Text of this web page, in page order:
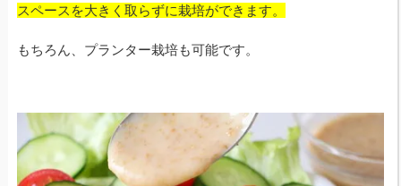
スペースを大きく取らずに栽培ができます。
もちろん、プランター栽培も可能です。